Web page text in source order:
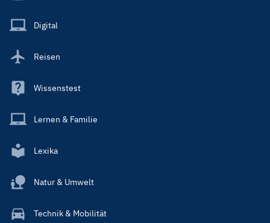
Main
Digital
Reisen
Wissenstest
Lernen & Familie
Lexika
Natur & Umwelt
Technik & Mobilität